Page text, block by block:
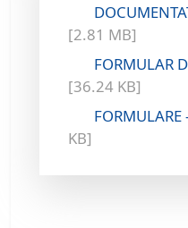
[2.81 MB]
FORMULAR
[36.24 KB]
FORMULARE
KB]